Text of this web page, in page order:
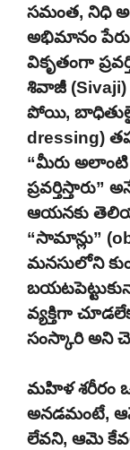
సమంత, నిధి
అభిమానం
వికృతంగా
శివాజీ
పోయి,
dressing)
“మీరు అలాంటి
ఆయనకు
“సామాన్లు”
మనసులోని
వ్యక్తిగా
సంస్కారి అని
మహిళ శరీరం
అనడమంటే,
లేవని, ఆమె